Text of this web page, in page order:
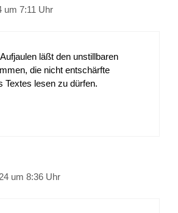
um 7:11 Uhr
läßt den unstillbaren
die nicht entschärfte
Textes lesen zu dürfen.
um 8:36 Uhr